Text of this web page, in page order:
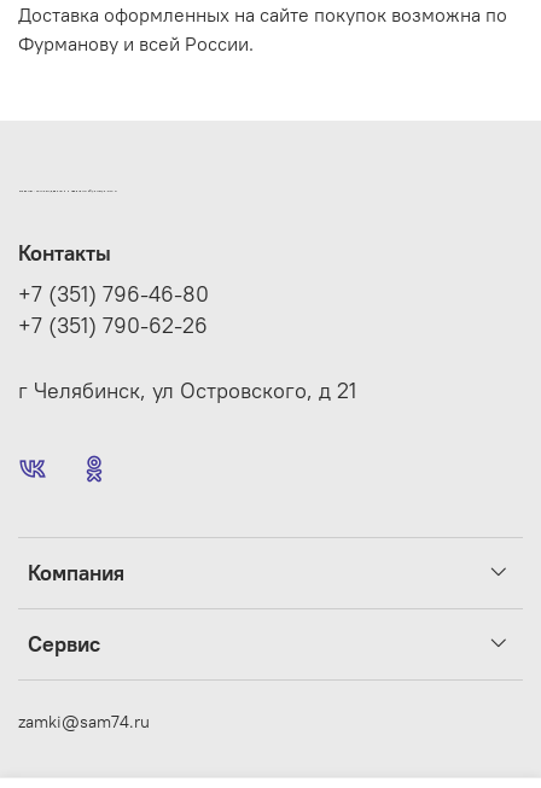
Доставка оформленных на сайте покупок возможна по
Фурманову и всей России.
Компания
Сервис
Контакты
+7 (351) 796-46-80
+7 (351) 790-62-26
г Челябинск, ул Островского, д 21
zamki@sam74.ru